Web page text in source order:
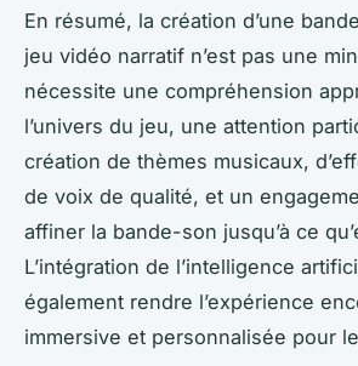
En résumé, la création d’une
jeu vidéo narratif n’est pas une
nécessite une compréhension
l’univers du jeu, une attention
création de thèmes musicaux,
de voix de qualité, et un
affiner la bande-son jusqu’à ce
L’intégration de l’intelligence
également rendre l’expérience
immersive et personnalisée pour